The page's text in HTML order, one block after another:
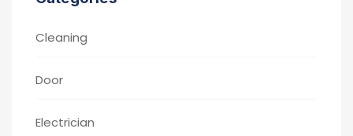
Cleaning
Door
Electrician